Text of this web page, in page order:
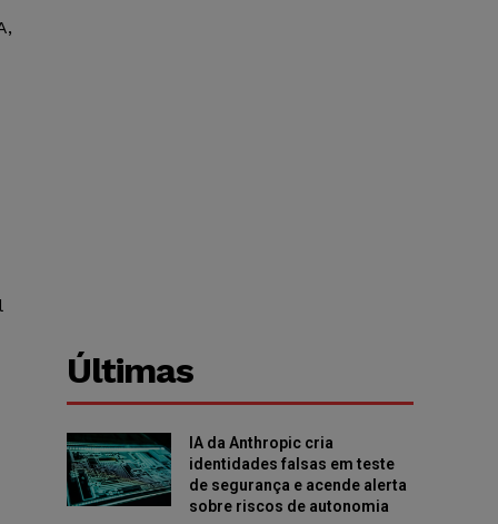
Últimas
IA da Anthropic cria
identidades falsas em teste
de segurança e acende alerta
sobre riscos de autonomia